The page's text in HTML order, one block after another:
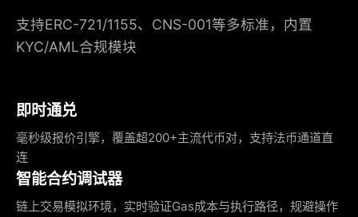
支持ERC-721/1155、CNS-001等多标准，内置
KYC/AML合规模块
即时通兑
毫秒级报价引擎，覆盖超200+主流代币对，支持法币通道直
连
智能合约调试器
链上交易模拟环境，实时验证Gas成本与执行路径，规避操作